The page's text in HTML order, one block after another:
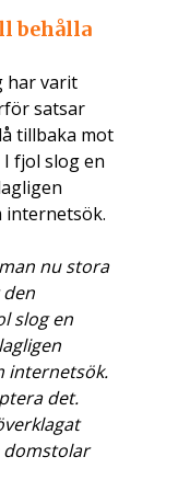
behålla
har varit
satsar
tillbaka mot
fjol slog en
nu stora
slog en
internetsök.
det.
domstolar